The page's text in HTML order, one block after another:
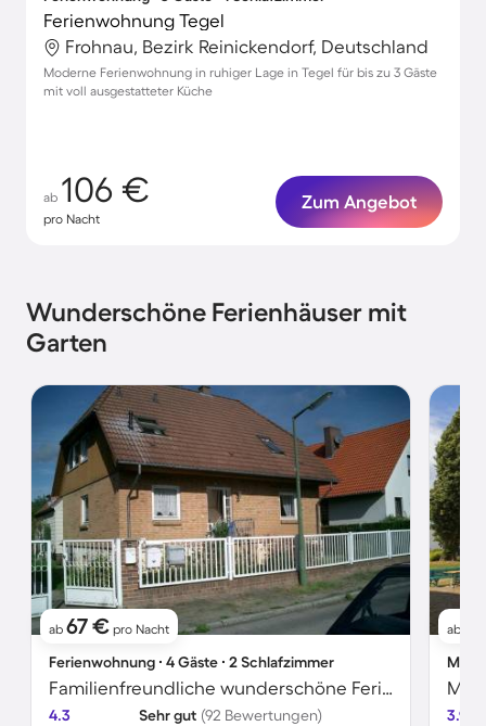
Ferienwohnung Tegel
Frohnau, Bezirk Reinickendorf, Deutschland
Moderne Ferienwohnung in ruhiger Lage in Tegel für bis zu 3 Gäste
mit voll ausgestatteter Küche
ab 106 €
pro Nacht
Zum Angebot
Wunderschöne Ferienhäuser mit
Garten
ab 67 € pro Nacht
Ferienwohnung ∙ 4 Gäste ∙ 2 Schlafzimmer
Familienfreundliche wunderschöne Ferienwohnung mit Garten | Seeblick
4.3 Sehr gut (92 Bewertungen)
ab
3.9